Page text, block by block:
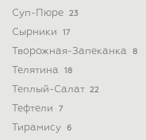
Суп-Пюре 23
Сырники 17
Творожная-Запеканка 8
Телятина 18
Теплый-Салат 22
Тефтели 7
Тирамису 6